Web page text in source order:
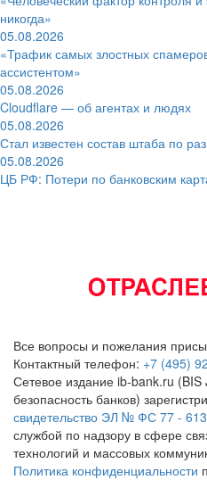
никогда»
05.08.2026
«Трафик самых злостных
ассистентом»
05.08.2026
Cloudflare — об агентах и людях
05.08.2026
Стал известен состав штаба по
05.08.2026
ЦБ РФ: Потери по банковским
Все вопросы и пожелания
Контактный телефон: +7 (495)
Сетевое издание ib-bank.ru
безопасность банков)
свидетельство ЭЛ № ФС 77 -
службой по надзору в сфере
технологий и массовых
Политика конфиденциальности